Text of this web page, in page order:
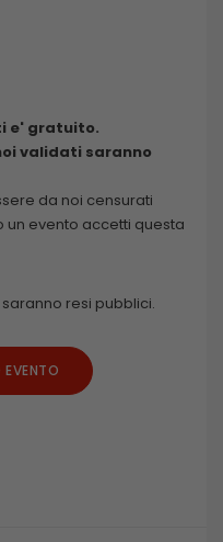
e' gratuito.
validati saranno
da noi censurati
un evento accetti questa
resi pubblici.